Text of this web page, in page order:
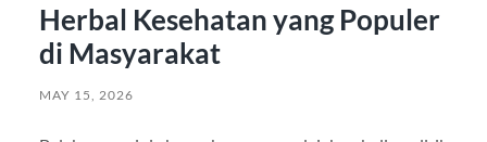
Herbal Kesehatan yang Populer
di Masyarakat
MAY 15, 2026